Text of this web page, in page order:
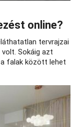
online?
tervrajzai
Sokáig azt
falak között lehet